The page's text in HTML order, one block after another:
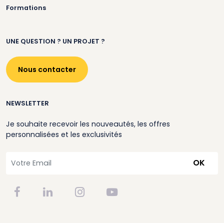
Formations
UNE QUESTION ? UN PROJET ?
Nous contacter
NEWSLETTER
Je souhaite recevoir les nouveautés, les offres
personnalisées et les exclusivités
OK